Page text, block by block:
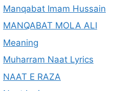
Manqabat Imam Hussain
MANQABAT MOLA ALI
Meaning
Muharram Naat Lyrics
NAAT E RAZA